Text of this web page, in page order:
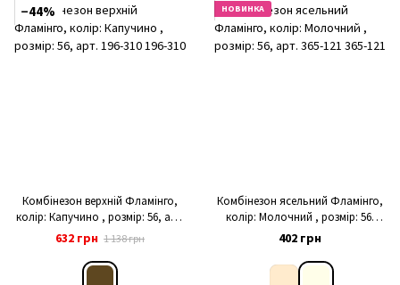
−44%
Комбінезон верхній Фламінго,
колір: Капучино , розмір: 56, арт.
196-310
632 грн 1 138 грн
НОВИНКА
Комбінезон ясельний Фламінго,
колір: Молочний , розмір: 56,
арт. 365-121
402 грн